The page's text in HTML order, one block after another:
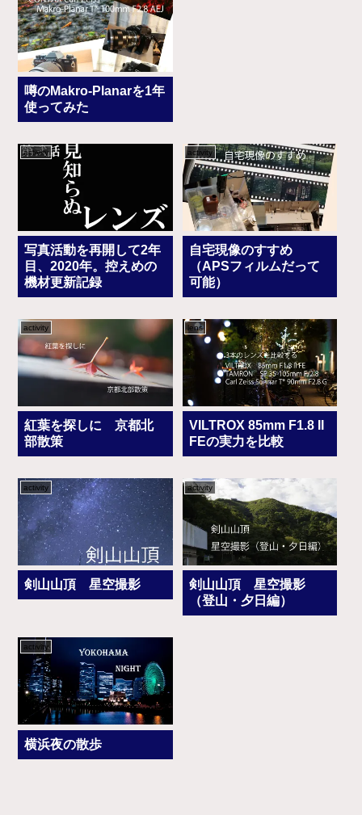
噂のMakro-Planarを1年
使ってみた
activity
写真活動を再開して2年
目、2020年。控えめの
機材更新記録
activity
自宅現像のすすめ
（APSフィルムだって
可能）
activity
紅葉を探しに 京都北
部散策
lens
VILTROX 85mm F1.8 II
FEの実力を比較
activity
剣山山頂 星空撮影
activity
剣山山頂 星空撮影
（登山・夕日編）
activity
横浜夜の散歩